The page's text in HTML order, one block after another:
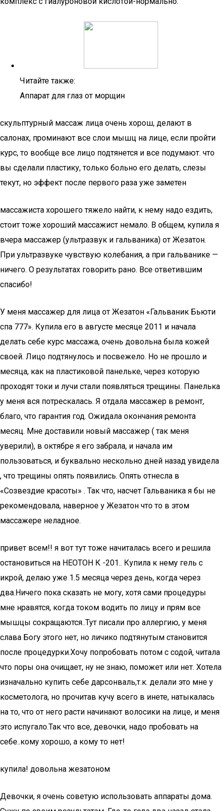
Читайте также:
Аппарат для глаз от морщин
скульптурный массаж лица очень хорош, делают в
салонах, проминают все слои мышц на лице, если пройти
курс, то вообще все лицо подтянется и все подумают. что
вы сделали пластику, только больно его делать, слезы
текут, но эффект после первого раза уже заметен
массажиста хорошего тяжело найти, к нему надо ездить,
стоит тоже хороший массажист немало. В общем, купила я
вчера массажер (ультразвук и гальваника) от Жезатон.
При ультразвуке чувствую колебания, а при гальванике —
ничего. О результатах говорить рано. Все ответившим
спасибо!
У меня массажер для лица от Жезатон «Гальваник Бьюти
спа 777». Купила его в августе месяце 2011 и начала
делать себе курс массажа, очень довольна была кожей
своей. Лицо подтянулось и посвежело. Но не прошло и
месяца, как на пластиковой панельке, через которую
проходят токи и лучи стали появляться трещины. Панелька
у меня вся потрескалась. Я отдала массажер в ремонт,
благо, что гарантия год. Ожидала окончания ремонта
месяц. Мне доставили новый массажер ( так меня
уверили), в октябре я его забрала, и начала им
пользоваться, и буквально нескольно дней назад увидела
, что трещины опять появились. Опять отнесла в
«Созвездие красоты» . Так что, насчет Гальваника я бы не
рекомендовала, наверное у Жезатон что то в этом
массажере неладное.
привет всем!! я вот тут тоже начиталась всего и решила
остановиться на НЕОТОН К -201.. Купила к нему гель с
икрой, делаю уже 1.5 месяца через день, когда через
два.Ничего пока сказать не могу, хотя сами процедуры
мне нравятся, когда током водить по лицу и прям все
мышцы сокращаются..Тут писали про аллергию, у меня
слава Богу этого нет, но личико подтянутым становится
после процедурки.Хочу попробовать потом с содой, читала
что поры она очищает, ну не знаю, поможет или нет. Хотела
изначально купить себе дарсонваль,т.к. делали это мне у
косметолога, но прочитав кучу всего в инете, натыкалась
на то, что от него расти начинают волосики на лице, и меня
это испугало.Так что все, девочки, надо пробовать на
себе..кому хорошо, а кому то нет!
купила! довольна жезатоном
Девочки, я очень советую использовать аппараты дома.